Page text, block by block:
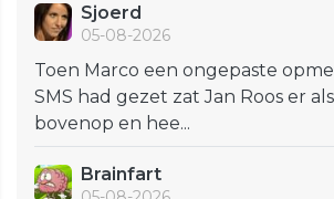
Sjoerd
05-08-2026
Toen Marco een ongepaste
SMS had gezet zat Jan Roos er
bovenop en hee...
Brainfart